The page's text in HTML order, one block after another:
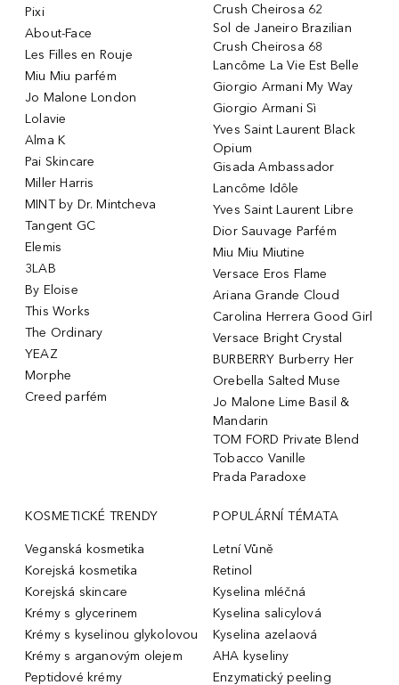
Pixi
About-Face
Les Filles en Rouje
Miu Miu parfém
Jo Malone London
Lolavie
Alma K
Pai Skincare
Miller Harris
MINT by Dr. Mintcheva
Tangent GC
Elemis
3LAB
By Eloise
This Works
The Ordinary
YEAZ
Morphe
Creed parfém
Crush Cheirosa 62
Sol de Janeiro Brazilian
Crush Cheirosa 68
Lancôme La Vie Est Belle
Giorgio Armani My Way
Giorgio Armani Sì
Yves Saint Laurent Black
Opium
Gisada Ambassador
Lancôme Idôle
Yves Saint Laurent Libre
Dior Sauvage Parfém
Miu Miu Miutine
Versace Eros Flame
Ariana Grande Cloud
Carolina Herrera Good Girl
Versace Bright Crystal
BURBERRY Burberry Her
Orebella Salted Muse
Jo Malone Lime Basil &
Mandarin
TOM FORD Private Blend
Tobacco Vanille
Prada Paradoxe
KOSMETICKÉ TRENDY
Veganská kosmetika
Korejská kosmetika
Korejská skincare
Krémy s glycerinem
Krémy s kyselinou glykolovou
Krémy s arganovým olejem
Peptidové krémy
POPULÁRNÍ TÉMATA
Letní Vůně
Retinol
Kyselina mléčná
Kyselina salicylová
Kyselina azelaová
AHA kyseliny
Enzymatický peeling